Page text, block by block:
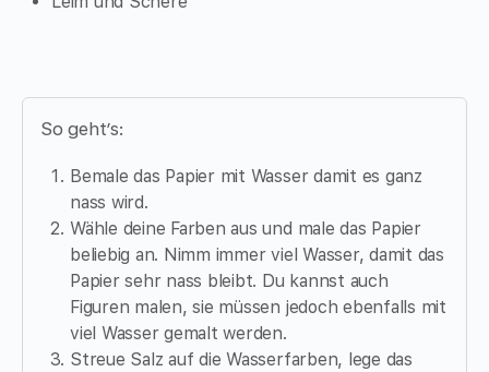
So geht’s:
Bemale das Papier mit Wasser damit es ganz
nass wird.
Wähle deine Farben aus und male das Papier
beliebig an. Nimm immer viel Wasser, damit das
Papier sehr nass bleibt. Du kannst auch
Figuren malen, sie müssen jedoch ebenfalls mit
viel Wasser gemalt werden.
Streue Salz auf die Wasserfarben, lege das